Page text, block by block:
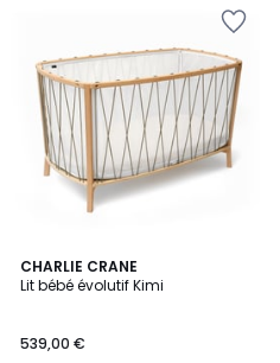
CHARLIE CRANE
Lit bébé évolutif Kimi
539,00 €